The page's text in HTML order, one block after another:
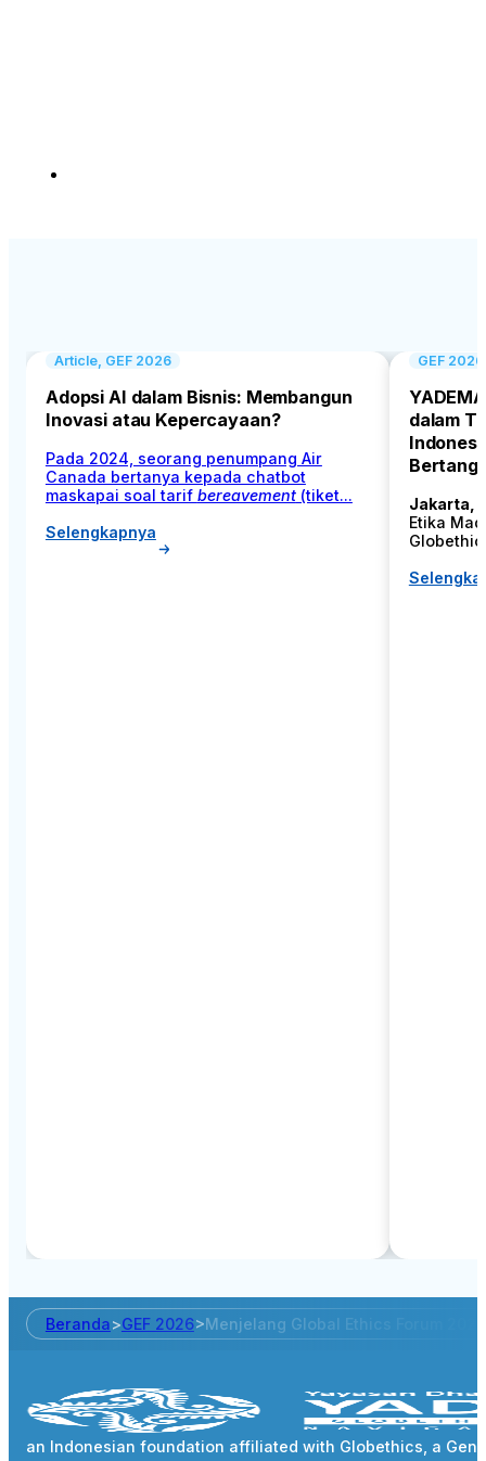
Article, GEF 2026
Adopsi AI dalam Bisnis: Membangun
Inovasi atau Kepercayaan?
Pada 2024, seorang penumpang Air
Canada bertanya kepada chatbot
maskapai soal tarif bereavement(tiket...
Selengkapnya
GEF
dalam
Jakarta,
Etika
Beranda>GEF 2026>Menjelang Global Ethics Forum
an Indonesian foundation affiliated with Globethics, a